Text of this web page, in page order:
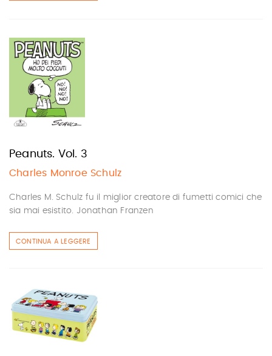
Peanuts. Vol. 3
Charles Monroe Schulz
Charles M. Schulz fu il miglior creatore di fumetti comici che
sia mai esistito. Jonathan Franzen
CONTINUA A LEGGERE